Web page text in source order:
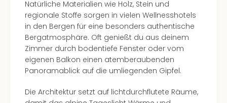
Natürliche Materialien wie Holz, Stein und
regionale Stoffe sorgen in vielen Wellnesshotels
in den Bergen für eine besonders authentische
Bergatmosphäre. Oft genießt du aus deinem
Zimmer durch bodentiefe Fenster oder vom
eigenen Balkon einen atemberaubenden
Panoramablick auf die umliegenden Gipfel.
Die Architektur setzt auf lichtdurchflutete Räume,